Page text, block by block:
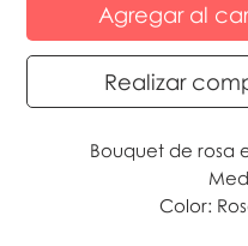
Agregar al
Realizar
Bouquet de rosa
Color: